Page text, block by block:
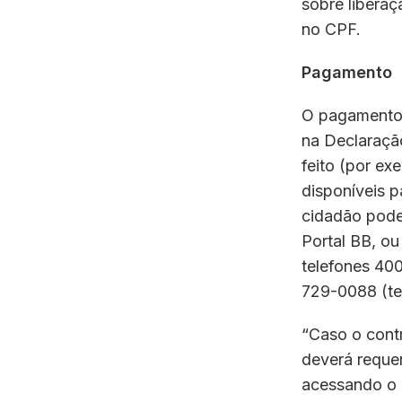
sobre
no CPF.
Pagamento
O
na
feito (por
disponíveis
cidadão
Portal BB,
telefones
729-0088
“Caso o
deverá
acessando